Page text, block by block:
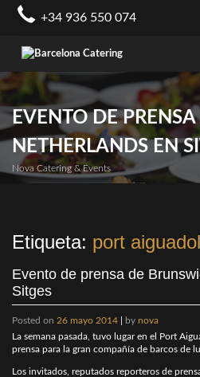
+34 936 550 074
EVENTO DE
NETHERLANDS EN
Nova Catering & Events
Etiqueta: port
Evento de prensa de
Sitges
Posted on 26 mayo 2014 by nova
La semana pasada, tuvo lugar en el Port
prensa para la gran compañía de barcos de
Los invitados, reputados reporteros de